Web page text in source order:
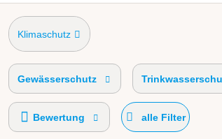
Klimaschutz
Gewässerschutz
Bewertung alle Filter